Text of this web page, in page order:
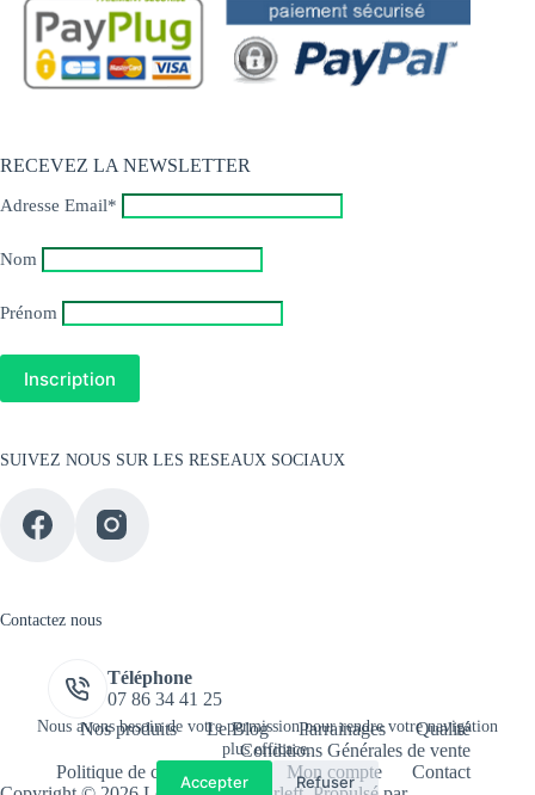
Nous avons besoin de votre permission pour rendre votre navigation
plus efficace.
Accepter Refuser
RECEVEZ LA NEWSLETTER
Adresse Email*
Nom
Prénom
SUIVEZ NOUS SUR LES RESEAUX SOCIAUX
Contactez nous
Téléphone
07 86 34 41 25
Nos produits
Le Blog Parrainages
Qualité
Conditions Générales de vente
Politique de confidentialité
Mon compte
Contact